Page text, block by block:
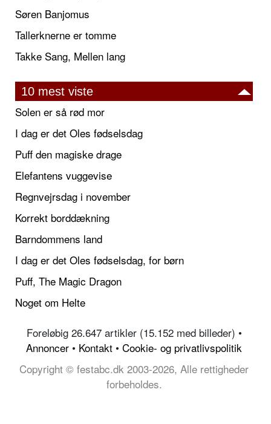
Søren Banjomus
Tallerknerne er tomme
Takke Sang, Mellen lang
10 mest viste
Solen er så rød mor
I dag er det Oles fødselsdag
Puff den magiske drage
Elefantens vuggevise
Regnvejrsdag i november
Korrekt borddækning
Barndommens land
I dag er det Oles fødselsdag, for børn
Puff, The Magic Dragon
Noget om Helte
Foreløbig 26.647 artikler (15.152 med billeder) •
Annoncer • Kontakt • Cookie- og privatlivspolitik
Copyright © festabc.dk 2003-2026, Alle rettigheder
forbeholdes.